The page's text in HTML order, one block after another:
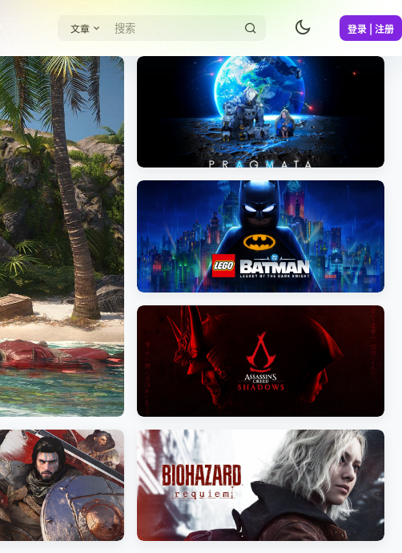
文章 登录 | 注册
007 初露锋芒（007 First Light
《识质存在/PRAGMATA》免安装中文版
《乐高蝙蝠侠：黑暗骑士之遗/LEGO
Batman: Legacy of the Dark Knight》
免安装中文版
《刺客信条：影/Assassin’s Creed
Shadows》免安装版，非虚拟机